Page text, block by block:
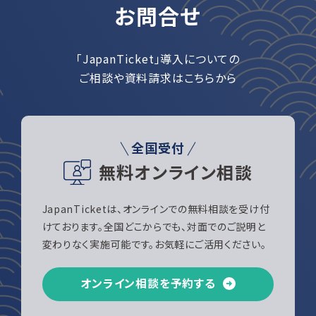
お問合せ
「JapanTicket」導入についての
ご相談や資料請求はこちらから
全国受付
無料オンライン相談
JapanTicketは、オンラインでの無料相談を受け付
けております。全国どこからでも、対面でのご説明と
変わりなく実施可能です。お気軽にご活用ください。
オンライン相談を予約する